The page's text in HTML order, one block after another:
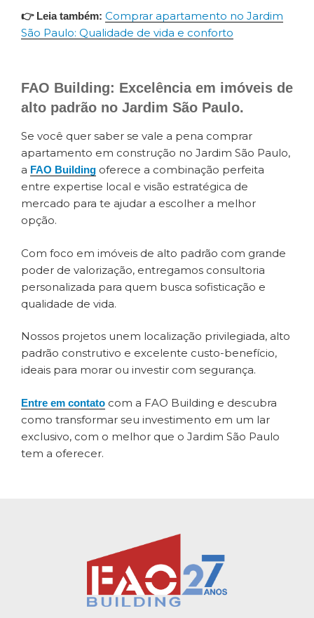
👉 Leia também: Comprar apartamento no Jardim
São Paulo: Qualidade de vida e conforto
FAO Building: Excelência em imóveis de
alto padrão no Jardim São Paulo.
Se você quer saber se vale a pena comprar
apartamento em construção no Jardim São Paulo,
a FAO Building oferece a combinação perfeita
entre expertise local e visão estratégica de
mercado para te ajudar a escolher a melhor
opção.
Com foco em imóveis de alto padrão com grande
poder de valorização, entregamos consultoria
personalizada para quem busca sofisticação e
qualidade de vida.
Nossos projetos unem localização privilegiada, alto
padrão construtivo e excelente custo-benefício,
ideais para morar ou investir com segurança.
Entre em contato com a FAO Building e descubra
como transformar seu investimento em um lar
exclusivo, com o melhor que o Jardim São Paulo
tem a oferecer.